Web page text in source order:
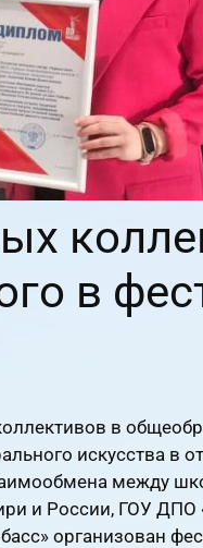
в
в
искусства в
между
и России, ГОУ ДПО
организован